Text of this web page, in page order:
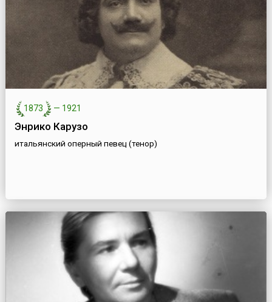
1873 — 1921
Энрико Карузо
итальянский оперный певец (тенор)